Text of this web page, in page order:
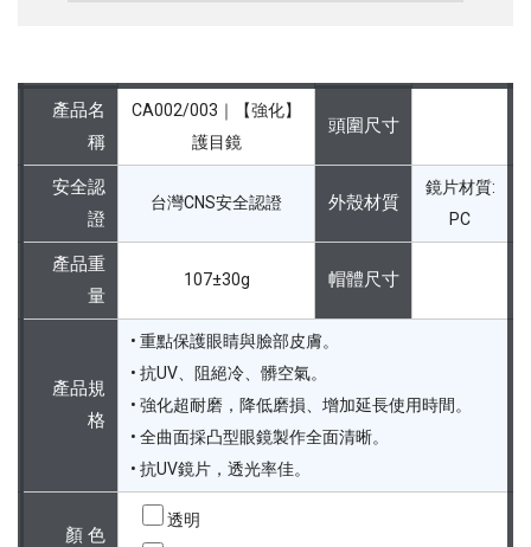
產品名
稱
CA002/003｜【強化】
護目鏡
頭圍尺寸
安全認
證
台灣CNS安全認證 外殼材質
鏡片材質:
PC
產品重
量
107±30g 帽體尺寸
產品規
格
• 重點保護眼睛與臉部皮膚。
• 抗UV、阻絕冷、髒空氣。
• 強化超耐磨，降低磨損、增加延長使用時間。
• 全曲面採凸型眼鏡製作全面清晰。
• 抗UV鏡片，透光率佳。
顏 色
透明